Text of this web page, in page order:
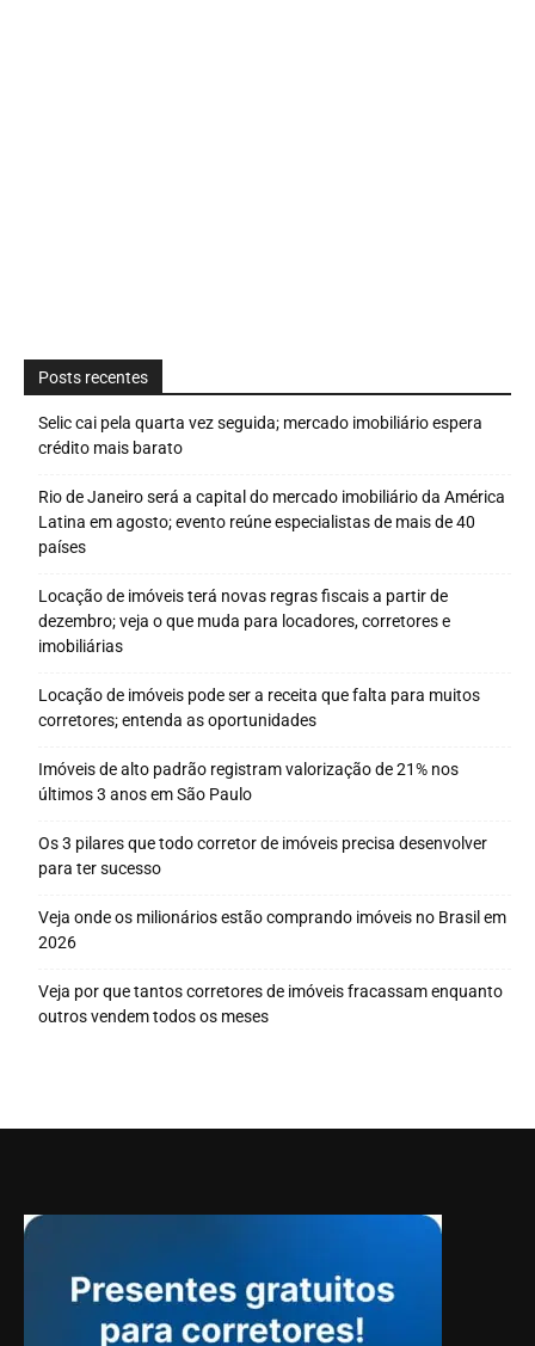
Posts recentes
Selic cai pela quarta vez seguida; mercado imobiliário espera
crédito mais barato
Rio de Janeiro será a capital do mercado imobiliário da América
Latina em agosto; evento reúne especialistas de mais de 40
países
Locação de imóveis terá novas regras fiscais a partir de
dezembro; veja o que muda para locadores, corretores e
imobiliárias
Locação de imóveis pode ser a receita que falta para muitos
corretores; entenda as oportunidades
Imóveis de alto padrão registram valorização de 21% nos
últimos 3 anos em São Paulo
Os 3 pilares que todo corretor de imóveis precisa desenvolver
para ter sucesso
Veja onde os milionários estão comprando imóveis no Brasil em
2026
Veja por que tantos corretores de imóveis fracassam enquanto
outros vendem todos os meses